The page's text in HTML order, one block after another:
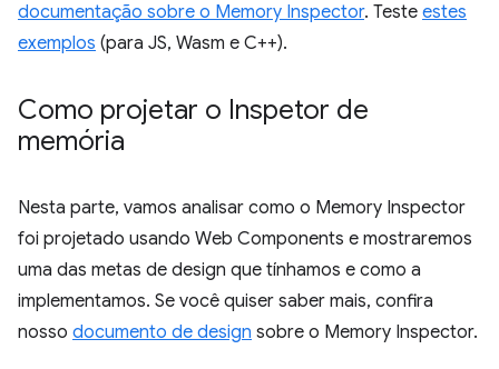
documentação sobre o Memory Inspector. Teste estes
exemplos (para JS, Wasm e C++).
Como projetar o Inspetor de
memória
Nesta parte, vamos analisar como o Memory Inspector
foi projetado usando Web Components e mostraremos
uma das metas de design que tínhamos e como a
implementamos. Se você quiser saber mais, confira
nosso documento de design sobre o Memory Inspector.